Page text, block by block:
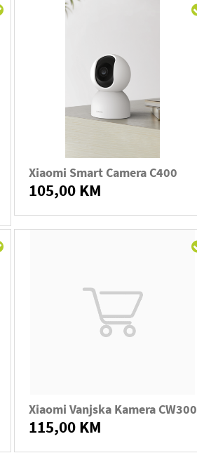
Xiaomi Smart Camera C400
105,00 KM
Xiaomi Vanjska Kamera CW300
115,00 KM